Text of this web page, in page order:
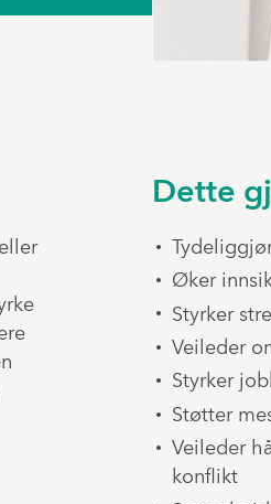
Dette
Øker
Styrker
Veileder
Styrker
Støtter
Veileder
konflikt